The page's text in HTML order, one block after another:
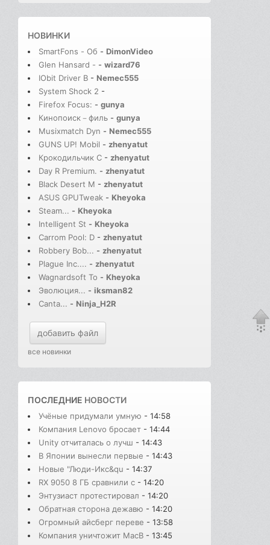
НОВИНКИ
SmartFons - Об - DimonVideo
Glen Hansard - - wizard76
IObit Driver B - Nemec555
System Shock 2 -
Firefox Focus: - gunya
Кинопоиск－филь - gunya
Musixmatch Dyn - Nemec555
GUNS UP! Mobil - zhenyatut
Крокодильчик С - zhenyatut
Day R Premium. - zhenyatut
Black Desert M - zhenyatut
ASUS GPUTweak - Kheyoka
Steam... - Kheyoka
Intelligent St - Kheyoka
Carrom Pool: D - zhenyatut
Robbery Bob... - zhenyatut
Plague Inc.... - zhenyatut
Wagnardsoft To - Kheyoka
Эволюция... - iksman82
Canta... - Ninja_H2R
добавить файл
все новинки
ПОСЛЕДНИЕ НОВОСТИ
Учёные придумали умную - 14:58
Компания Lenovo бросает - 14:44
Unity отчиталась о лучш - 14:43
В Японии вынесли первые - 14:43
Новые "Люди-Икс&qu - 14:37
RX 9050 8 ГБ сравнили с - 14:20
Энтузиаст протестировал - 14:20
Обратная сторона дежавю - 14:20
Огромный айсберг переве - 13:58
Компания уничтожит MacB - 13:45